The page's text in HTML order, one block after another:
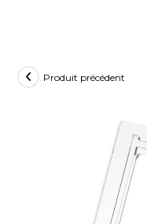
Produit précédent